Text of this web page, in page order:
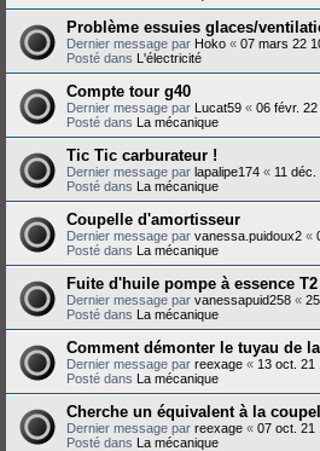
Problème essuies glaces/
Dernier message par Hoko « 07 mars 22
Posté dans L'électricité
Compte tour g40
Dernier message par Lucat59 « 06 févr.
Posté dans La mécanique
Tic Tic carburateur !
Dernier message par lapalipe174 « 11
Posté dans La mécanique
Coupelle d'amortisseur
Dernier message par vanessa.puidoux2 «
Posté dans La mécanique
Fuite d'huile pompe à essence
Dernier message par vanessapuid258 «
Posté dans La mécanique
Comment démonter le tuyau de
Dernier message par reexage « 13 oct. 21
Posté dans La mécanique
Cherche un équivalent à la
Dernier message par reexage « 07 oct. 21
Posté dans La mécanique